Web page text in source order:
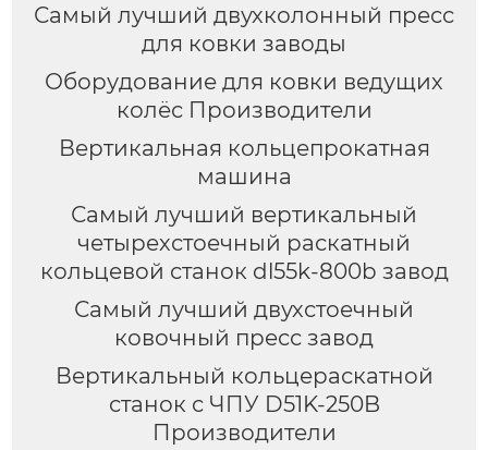
Самый лучший двухколонный пресс
для ковки заводы
Оборудование для ковки ведущих
колёс Производители
Вертикальная кольцепрокатная
машина
Самый лучший вертикальный
четырехстоечный раскатный
кольцевой станок dl55k-800b завод
Самый лучший двухстоечный
ковочный пресс завод
Вертикальный кольцераскатной
станок с ЧПУ D51K-250B
Производители